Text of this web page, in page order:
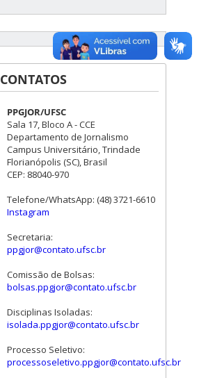
CONTATOS
PPGJOR/UFSC
Sala 17, Bloco A - CCE
Departamento de Jornalismo
Campus Universitário, Trindade
Florianópolis (SC), Brasil
CEP: 88040-970
Telefone/WhatsApp: (48) 3721-6610
Instagram
Secretaria:
ppgjor@contato.ufsc.br
Comissão de Bolsas:
bolsas.ppgjor@contato.ufsc.br
Disciplinas Isoladas:
isolada.ppgjor@contato.ufsc.br
Processo Seletivo:
processoseletivo.ppgjor@contato.ufsc.br